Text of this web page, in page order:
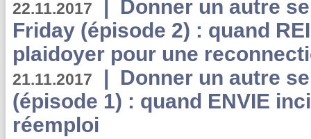
22.11.2017 | Donner un autre
Friday (épisode 2) : quand
plaidoyer pour une
21.11.2017 | Donner un autre
(épisode 1) : quand ENVIE
réemploi